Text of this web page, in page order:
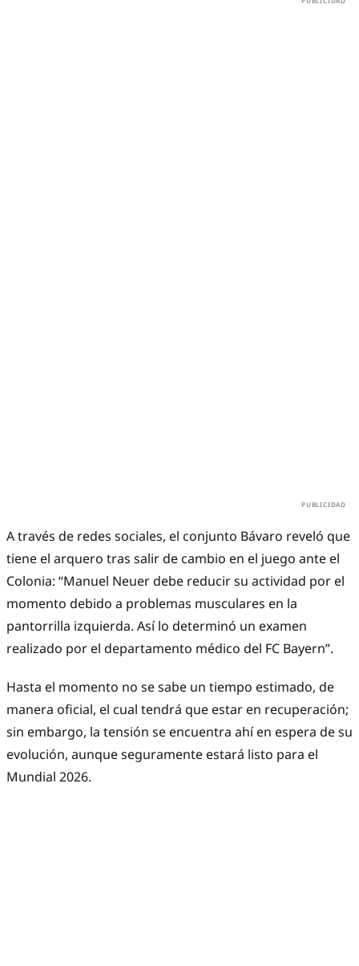
A través de redes sociales, el conjunto Bávaro reveló que
tiene el arquero tras salir de cambio en el juego ante el
Colonia: “Manuel Neuer debe reducir su actividad por el
momento debido a problemas musculares en la
pantorrilla izquierda. Así lo determinó un examen
realizado por el departamento médico del FC Bayern”.
Hasta el momento no se sabe un tiempo estimado, de
manera oficial, el cual tendrá que estar en recuperación;
sin embargo, la tensión se encuentra ahí en espera de su
evolución, aunque seguramente estará listo para el
Mundial 2026.